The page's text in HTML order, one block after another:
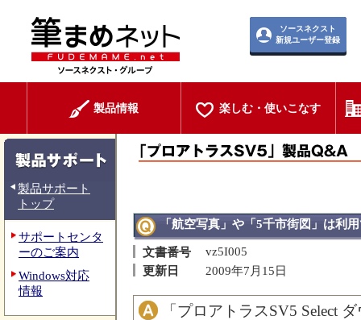
ソースネクスト
新規ユーザー登録
製品情報 楽しむ・使いこなす
製品サポート
トップ
サポートセンタ
ーのご案内
Windows対応
情報
「航空写真」や「5千市街図」は利
文書番号
vz5I005
更新日
2009年7月15日
「プロアトラスSV5 Select